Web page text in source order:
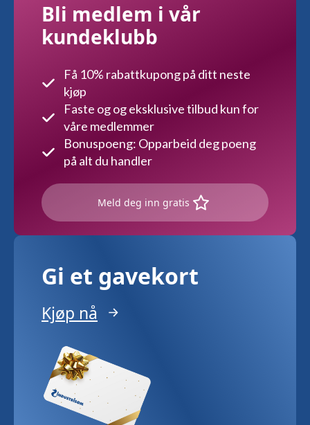
Bli medlem i vår
kundeklubb
Få 10% rabattkupong på ditt neste
kjøp
Faste og og eksklusive tilbud kun for
våre medlemmer
Bonuspoeng: Opparbeid deg poeng
på alt du handler
Meld deg inn gratis
Gi et gavekort
Kjøp nå